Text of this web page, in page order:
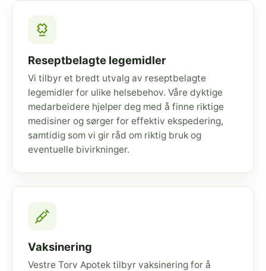
Reseptbelagte legemidler
Vi tilbyr et bredt utvalg av reseptbelagte
legemidler for ulike helsebehov. Våre dyktige
medarbeidere hjelper deg med å finne riktige
medisiner og sørger for effektiv ekspedering,
samtidig som vi gir råd om riktig bruk og
eventuelle bivirkninger.
Vaksinering
Vestre Torv Apotek tilbyr vaksinering for å